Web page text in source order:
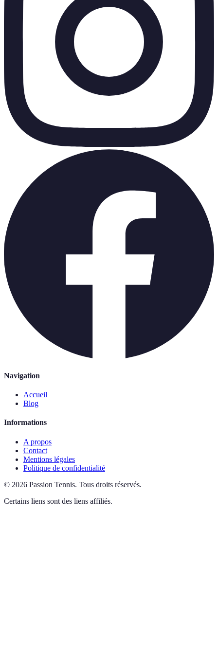
Navigation
Accueil
Blog
Informations
A propos
Contact
Mentions légales
Politique de confidentialité
© 2026 Passion Tennis. Tous droits réservés.
Certains liens sont des liens affiliés.